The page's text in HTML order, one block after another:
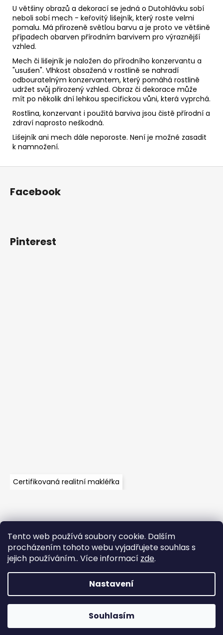
Tento web používá soubory cookie. Dalším
procházením tohoto webu vyjadřujete souhlas s
jejich používáním.. Více informací zde.
Nastavení
Souhlasím
U většiny obrazů a dekorací se jedná o Dutohlávku sobí
neboli sobí mech - keřovitý lišejník, který roste velmi
pomalu. Má přirozeně světlou barvu a je proto ve většině
případech obarven přírodním barvivem pro výraznější
vzhled.
Mech či lišejník je naložen do přírodního konzervantu a
"usušen". Vlhkost obsažená v rostlině se nahradí
odbouratelným konzervantem, který pomáhá rostlině
udržet svůj přirozený vzhled. Obraz či dekorace může
mít po několik dní lehkou specifickou vůni, která vyprchá.
Rostlina, konzervant i použitá barviva jsou čistě přírodní a
zdraví naprosto neškodná.
Lišejník ani mech dále neporoste. Není je možné zasadit
k namnožení.
Facebook
Pinterest
Certifikovaná realitní makléřka
Velkoobchod Časté dotazy Obchodní podmínky
Kontakt Vzorník mechů
Mechové stěny a zakázková výroba
Copyright 2026WOODILO moss s.r.o.. Všechna práva
Upravit nastavení cookies